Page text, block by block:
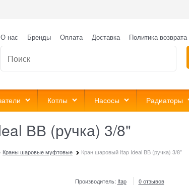
О нас Бренды Оплата Доставка Политика возврата
Котлы Насосы Радиаторы
ВВ (ручка) 3/8"
Краны шаровые муфтовые Кран шаровый Itap Ideal ВВ (ручка) 3/8"
Производитель: Itap 0 отзывов